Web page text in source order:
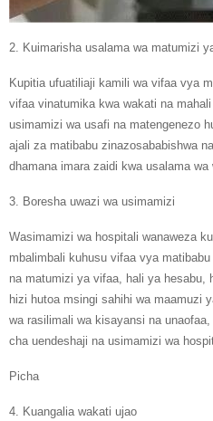
2. Kuimarisha usalama wa matumizi
Kupitia ufuatiliaji kamili wa vifaa vya
vifaa vinatumika kwa wakati na
usimamizi wa usafi na matengenezo
ajali za matibabu zinazosababishwa
dhamana imara zaidi kwa usalama wa
3. Boresha uwazi wa usimamizi
Wasimamizi wa hospitali wanaweza
mbalimbali kuhusu vifaa vya
na matumizi ya vifaa, hali ya hesabu,
hizi hutoa msingi sahihi wa maamuzi
wa rasilimali wa kisayansi na
cha uendeshaji na usimamizi wa
Picha
4. Kuangalia wakati ujao